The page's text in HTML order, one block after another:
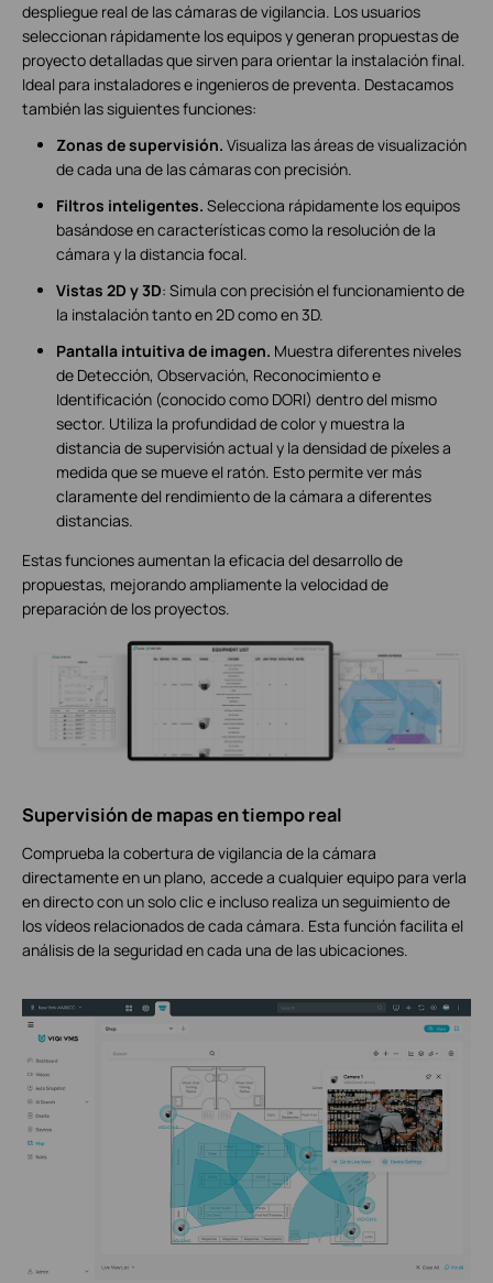
despliegue real de las cámaras de vigilancia. Los usuarios
seleccionan rápidamente los equipos y generan propuestas de
proyecto detalladas que sirven para orientar la instalación final.
Ideal para instaladores e ingenieros de preventa. Destacamos
también las siguientes funciones:
Zonas de supervisión. Visualiza las áreas de visualización
de cada una de las cámaras con precisión.
Filtros inteligentes. Selecciona rápidamente los equipos
basándose en características como la resolución de la
cámara y la distancia focal.
Vistas 2D y 3D: Simula con precisión el funcionamiento de
la instalación tanto en 2D como en 3D.
Pantalla intuitiva de imagen. Muestra diferentes niveles
de Detección, Observación, Reconocimiento e
Identificación (conocido como DORI) dentro del mismo
sector. Utiliza la profundidad de color y muestra la
distancia de supervisión actual y la densidad de píxeles a
medida que se mueve el ratón. Esto permite ver más
claramente del rendimiento de la cámara a diferentes
distancias.
Estas funciones aumentan la eficacia del desarrollo de
propuestas, mejorando ampliamente la velocidad de
preparación de los proyectos.
Supervisión de mapas en tiempo real
Comprueba la cobertura de vigilancia de la cámara
directamente en un plano, accede a cualquier equipo para verla
en directo con un solo clic e incluso realiza un seguimiento de
los vídeos relacionados de cada cámara. Esta función facilita el
análisis de la seguridad en cada una de las ubicaciones.